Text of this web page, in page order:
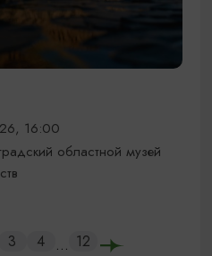
16:00
областной музей
3 4 ... 12